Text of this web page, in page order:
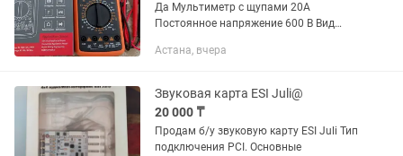
Да Мультиметр с щупами 20А
Постоянное напряжение 600 В Вид
конденсаторов, переменного
Астана, вчера
Звуковая карта ESI Juli@
20 000 ₸
Продам б/у звуковую карту ESI Juli Тип
подключения PCI. Основные